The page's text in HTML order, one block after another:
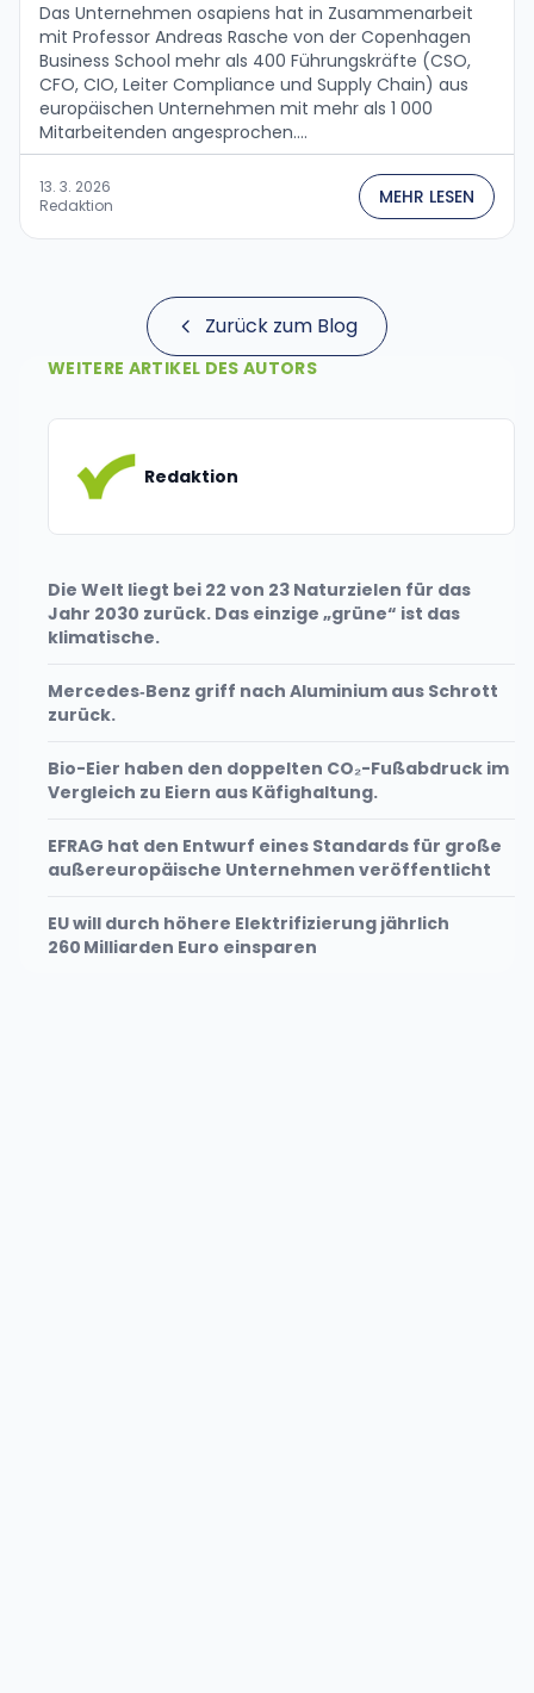
Das Unternehmen osapiens hat in Zusammenarbeit
mit Professor Andreas Rasche von der Copenhagen
Business School mehr als 400 Führungskräfte (CSO,
CFO, CIO, Leiter Compliance und Supply Chain) aus
europäischen Unternehmen mit mehr als 1 000
Mitarbeitenden angesprochen....
13. 3. 2026
Redaktion
MEHR LESEN
Zurück zum Blog
WEITERE ARTIKEL DES AUTORS
Redaktion
Die Welt liegt bei 22 von 23 Naturzielen für das
Jahr 2030 zurück. Das einzige „grüne“ ist das
klimatische.
Mercedes‑Benz griff nach Aluminium aus Schrott
zurück.
Bio-Eier haben den doppelten CO₂-Fußabdruck im
Vergleich zu Eiern aus Käfighaltung.
EFRAG hat den Entwurf eines Standards für große
außereuropäische Unternehmen veröffentlicht
EU will durch höhere Elektrifizierung jährlich
260 Milliarden Euro einsparen